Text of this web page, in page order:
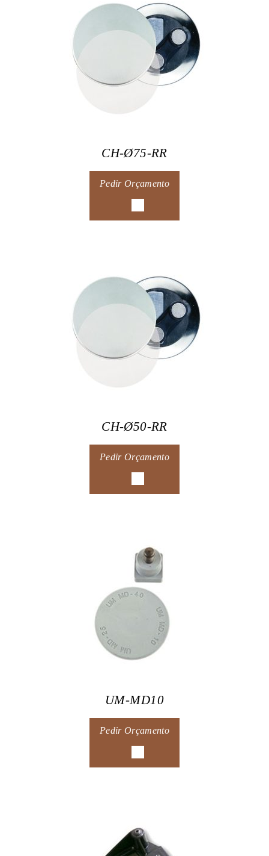
CH-Ø75-RR
Pedir Orçamento
CH-Ø50-RR
Pedir Orçamento
UM-MD10
Pedir Orçamento